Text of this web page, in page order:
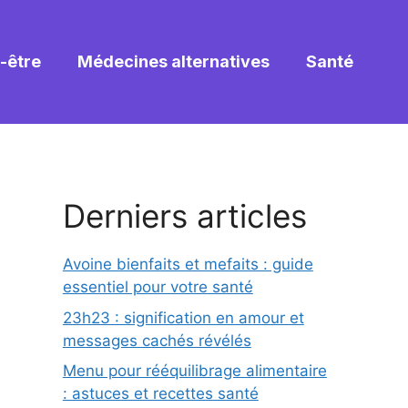
être Médecines alternatives Santé
Derniers articles
Avoine bienfaits et mefaits : guide
essentiel pour votre santé
23h23 : signification en amour et
messages cachés révélés
Menu pour rééquilibrage alimentaire
: astuces et recettes santé